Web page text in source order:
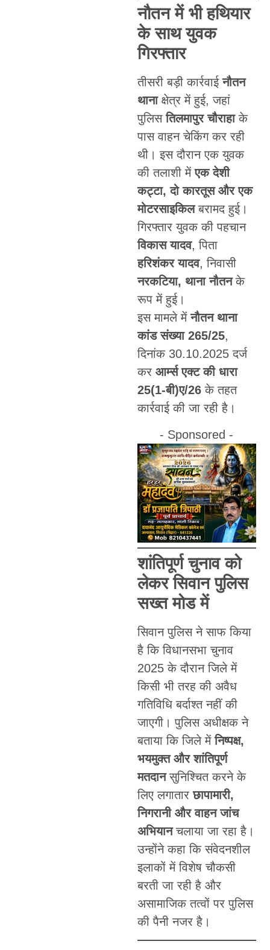
नौतन में भी हथियार
के साथ युवक
गिरफ्तार
तीसरी बड़ी कार्रवाईनौतन
थानाक्षेत्र में हुई, जहां
पुलिसतिलमापुर चौराहाके
पास वाहन चेकिंग कर रही
थी। इस दौरान एक युवक
की तलाशी मेंएक देशी
कट्टा, दो कारतूस और एक
मोटरसाइकिलबरामद हुई।
गिरफ्तार युवक की पहचान
विकास यादव, पिता
हरिशंकर यादव, निवासी
नरकटिया, थाना नौतनके
रूप में हुई।
इस मामले मेंनौतन थाना
कांड संख्या 265/25,
दिनांक 30.10.2025 दर्ज
कर आर्म्स एक्ट की धारा
25(1-बी)ए/26के तहत
कार्रवाई की जा रही है।
- Sponsored -
शांतिपूर्ण चुनाव को
लेकर सिवान पुलिस
सख्त मोड में
सिवान पुलिस ने साफ किया
है कि विधानसभा चुनाव
2025 के दौरान जिले में
किसी भी तरह की अवैध
गतिविधि बर्दाश्त नहीं की
जाएगी। पुलिस अधीक्षक ने
बताया कि जिले मेंनिष्पक्ष,
भयमुक्त और शांतिपूर्ण
मतदानसुनिश्चित करने के
लिए लगातारछापामारी,
निगरानी और वाहन जांच
अभियानचलाया जा रहा है।
उन्होंने कहा कि संवेदनशील
इलाकों में विशेष चौकसी
बरती जा रही है और
असामाजिक तत्वों पर पुलिस
की पैनी नजर है।